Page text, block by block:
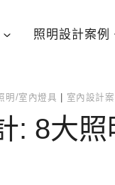
照明設計案例
明/室內燈具 室內設計
: 8大